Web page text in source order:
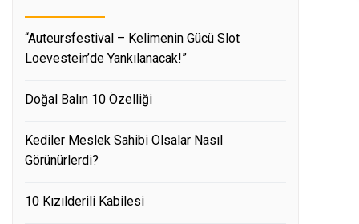
“Auteursfestival – Kelimenin Gücü Slot
Loevestein’de Yankılanacak!”
Doğal Balın 10 Özelliği
Kediler Meslek Sahibi Olsalar Nasıl
Görünürlerdi?
10 Kızılderili Kabilesi